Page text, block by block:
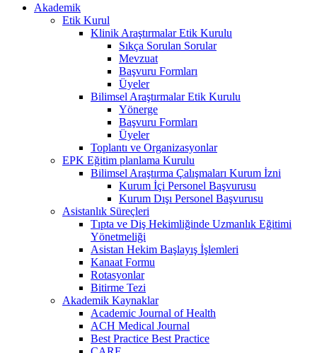
Akademik
Etik Kurul
Klinik Araştırmalar Etik Kurulu
Sıkça Sorulan Sorular
Mevzuat
Başvuru Formları
Üyeler
Bilimsel Araştırmalar Etik Kurulu
Yönerge
Başvuru Formları
Üyeler
Toplantı ve Organizasyonlar
EPK Eğitim planlama Kurulu
Bilimsel Araştırma Çalışmaları Kurum İzni
Kurum İçi Personel Başvurusu
Kurum Dışı Personel Başvurusu
Asistanlık Süreçleri
Tıpta ve Diş Hekimliğinde Uzmanlık Eğitimi
Yönetmeliği
Asistan Hekim Başlayış İşlemleri
Kanaat Formu
Rotasyonlar
Bitirme Tezi
Akademik Kaynaklar
Academic Journal of Health
ACH Medical Journal
Best Practice Best Practice